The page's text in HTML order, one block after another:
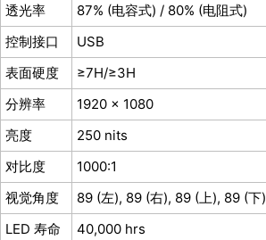
透光率
87% (电容式) / 80% (电阻式)
控制接口
USB
表面硬度
≥7H/≥3H
分辨率
1920 x 1080
亮度
250 nits
对比度
1000:1
视觉角度
89 (左), 89 (右), 89 (上), 89 (下)
LED 寿命
40,000 hrs